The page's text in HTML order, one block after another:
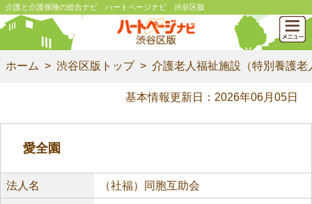
介護と介護保険の総合ナビ ハートページナビ 渋谷区版
ホーム 渋谷区版トップ 介護老人福祉施設（特別養護老
基本情報更新日：2026年06月05日
愛全園
法人名 （社福）同胞互助会